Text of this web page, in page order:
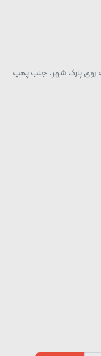
روی پارک شهر، جنب پمپ